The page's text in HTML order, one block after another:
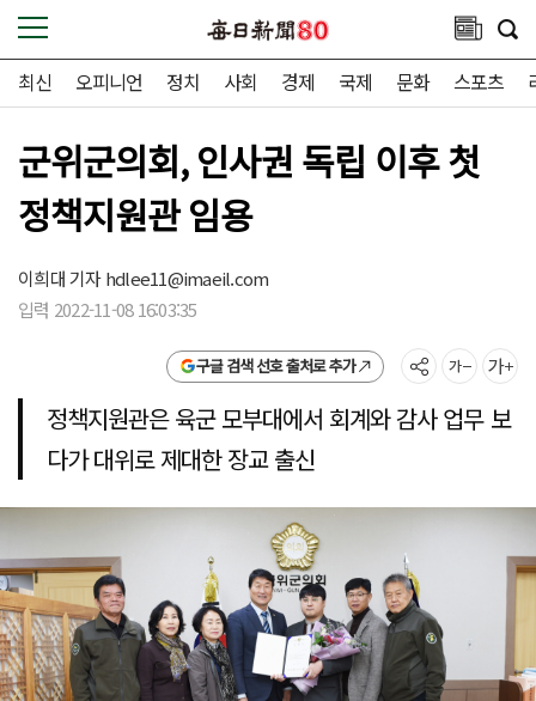
최신 오피니언 정치 사회 경제 국제 문화 스포츠
군위군의회, 인사권 독립 이후 첫
정책지원관 임용
이희대 기자hdlee11@imaeil.com
입력 2022-11-08 16:03:35
구글 검색 선호 출처로 추가
정책지원관은 육군 모부대에서 회계와 감사 업무 보
다가 대위로 제대한 장교 출신